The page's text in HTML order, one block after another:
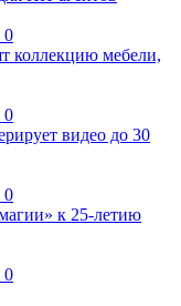
0
коллекцию мебели,
0
видео до 30
0
к 25-летию
0